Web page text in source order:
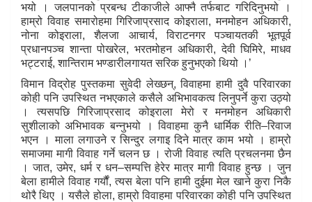
भयो । जलपानको प्रबन्ध टीकाजीले आफ्नै तर्फबाट गरिदिनुभयो ।
हाम्रो विवाह समारोहमा गिरिजाप्रसाद कोइराला, मनमोहन अधिकारी,
नोना कोइराला, शैलजा आचार्य, विराटनगर पञ्चायतकी भूतपूर्व
प्रधानपञ्च शान्ता पोखरेल, भरतमोहन अधिकारी, देवी घिमिरे, माधव
भट्टराई, शान्तिराम भण्डारीलगायत सरिक हुनुभएको थियो ।’
विमान विद्रोह पुस्तकमा सुवेदी लेख्छन्, विवाहमा हामी दुवै परिवारका
कोही पनि उपस्थित नभएकाले कसैले अभिभावकत्व लिनुपर्ने कुरा उठ्यो
। त्यसपछि गिरिजाप्रसाद कोइराला मेरो र मनमोहन अधिकारी
सुशीलाको अभिभावक बन्नुभयो । विवाहमा कुनै धार्मिक रीति–रिवाज
भएन । माला लगाउने र सिन्दुर लगाइ दिने मात्र काम भयो । हाम्रो
समाजमा मागी विवाह गर्ने चलन छ । रोजी विवाह त्यति प्रचलनमा छैन
। जात, उमेर, धर्म र धन–सम्पत्ति हेरेर मात्र मागी विवाह हुन्छ । जुन
बेला हामीले विवाह गर्यौं, त्यस बेला पनि हामी दुईमा मेल खाने कुरा निकै
थोरै थिए । यसैले होला, हाम्रो विवाहमा परिवारका कोही पनि उपस्थित